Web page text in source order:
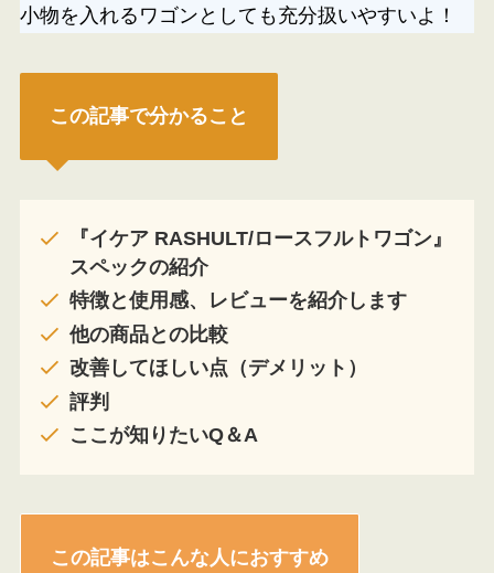
小物を入れるワゴンとしても充分扱いやすいよ！
この記事で分かること
『イケア RASHULT/ロースフルトワゴン』
スペックの紹介
特徴と使用感、レビューを紹介します
他の商品との比較
改善してほしい点（デメリット）
評判
ここが知りたいQ＆A
この記事はこんな人におすすめ